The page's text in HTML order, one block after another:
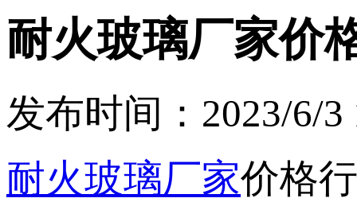
耐火玻璃厂家价
发布时间：2023/6/3
耐火玻璃厂家价格